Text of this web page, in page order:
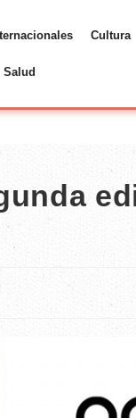
Cultura
Salud